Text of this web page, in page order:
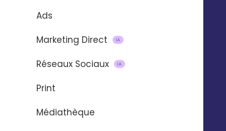
Ads
Marketing Direct
IA
Réseaux Sociaux IA
Print
Médiathèque
niveau national et local
UNE DÉMO, UNE DÉMO